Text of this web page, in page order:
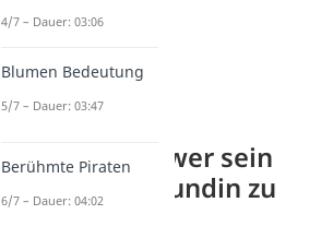
Warum es schwer sein
kann, eine Freundin zu
finden
4/7 – Dauer: 03:06
Blumen Bedeutung
5/7 – Dauer: 03:47
Berühmte Piraten
6/7 – Dauer: 04:02